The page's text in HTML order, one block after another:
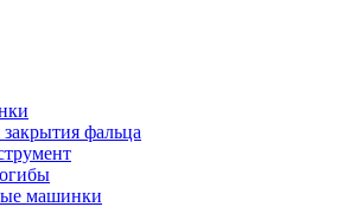
фальца
машинки